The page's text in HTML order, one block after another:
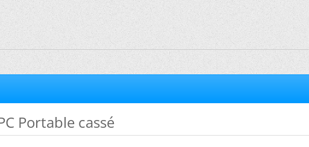
Portable cassé